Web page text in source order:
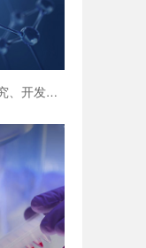
作伙伴（CRDMO）